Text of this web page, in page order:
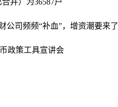
司频频“补血”，增资潮要来了
政策工具宣讲会